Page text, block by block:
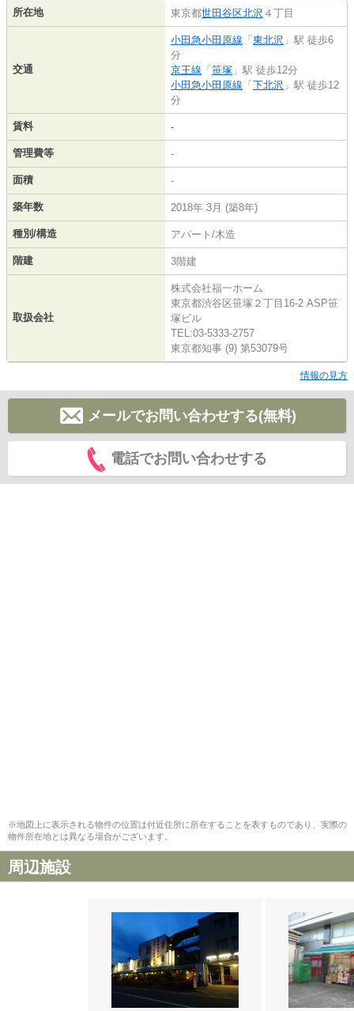
所在地 東京都世田谷区北沢 ４丁目
交通
小田急小田原線 「 東北沢 」駅 徒歩6
分
京王線 「 笹塚 」駅 徒歩12分
小田急小田原線 「 下北沢 」駅 徒歩12
分
賃料 -
管理費等 -
面積 -
築年数 2018年 3月 (築8年)
種別/構造 アパート/木造
階建 3階建
取扱会社
株式会社福一ホーム
東京都渋谷区笹塚２丁目16-2 ASP笹
塚ビル
TEL:03-5333-2757
東京都知事 (9) 第53079号
情報の見方
メールでお問い合わせする(無料)
電話でお問い合わせする
※地図上に表示される物件の位置は付近住所に所在することを表すものであり、実際の
物件所在地とは異なる場合がございます。
周辺施設